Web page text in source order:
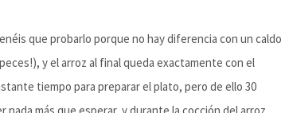
que probarlo porque no hay diferencia con un caldo
y el arroz al final queda exactamente con el
tiempo para preparar el plato, pero de ello 30